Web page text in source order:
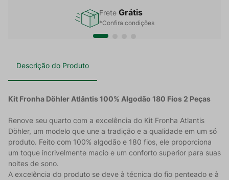
Frete Grátis
*Confira condições
Descrição do Produto
Kit Fronha Döhler Atlântis 100% Algodão 180 Fios 2 Peças
Renove seu quarto com a excelência do Kit Fronha Atlantis
Döhler, um modelo que une a tradição e a qualidade em um só
produto. Feito com 100% algodão e 180 fios, ele proporciona
um toque incrivelmente macio e um conforto superior para suas
noites de sono.
A excelência do produto se deve à técnica do fio penteado e à